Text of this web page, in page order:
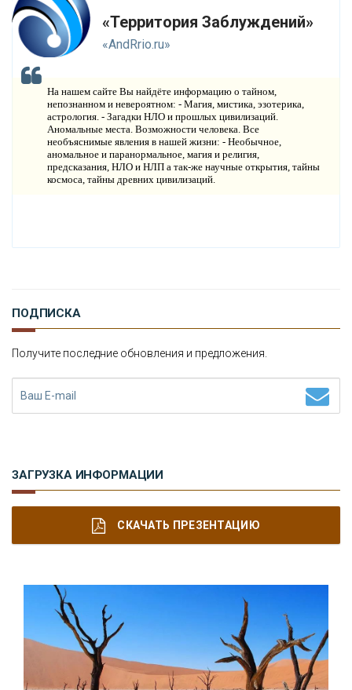
АТАКЛИЗМЫ
К
ОВЫЕ ТЕХНОЛОГИИ
РОГНОЗЫ И ПРОРОЧЕСТВА
ЛАНЕТА ЗЕМЛЯ
И
НОВОСТИ
К
«Территория Заблуждений»
«AndRrio.ru»
На нашем сайте Вы найдёте информацию о тайном,
непознанном и невероятном: - Магия, мистика, эзотерика,
астрология. - Загадки НЛО и прошлых цивилизаций.
Аномальные места. Возможности человека. Все
необъяснимые явления в нашей жизни: - Необычное,
аномальное и паранормальное, магия и религия,
предсказания, НЛО и НЛП а так-же научные открытия, тайны
космоса, тайны древних цивилизаций.
ПОДПИСКА
Получите последние обновления и предложения.
ЗАГРУЗКА ИНФОРМАЦИИ
СКАЧАТЬ ПРЕЗЕНТАЦИЮ